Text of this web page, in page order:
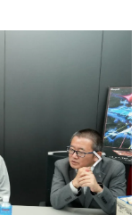
ゲームにまつわる言葉
ター文化史研究家・タ